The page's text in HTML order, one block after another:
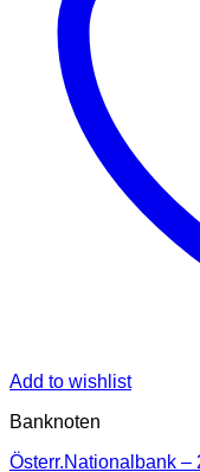
Add to wishlist
Banknoten
Österr.Nationalbank –